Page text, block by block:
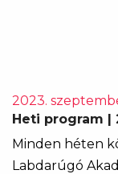
2023.
Heti program |
Minden héten
Labdarúgó